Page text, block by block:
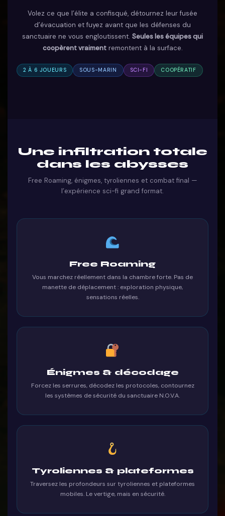
Volez ce que l’élite a confisqué, détournez leur fusée
d’évacuation et fuyez avant que les défenses du
sanctuaire ne vous engloutissent. Seules les équipes qui
coopèrent vraimentremontent à la surface.
2 À 6 JOUEURS SOUS-MARIN SCI-FI COOPÉRATIF
Une infiltration totale
dans les abysses
Free Roaming, énigmes, tyroliennes et combat final —
l’expérience sci-fi grand format.
Free Roaming
Vous marchez réellement dans la chambre forte. Pas de
manette de déplacement : exploration physique,
sensations réelles.
Énigmes & décodage
Forcez les serrures, décodez les protocoles, contournez
les systèmes de sécurité du sanctuaire N.O.V.A.
Tyroliennes & plateformes
Traversez les profondeurs sur tyroliennes et plateformes
mobiles. Le vertige, mais en sécurité.